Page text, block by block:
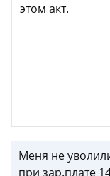
этом акт.
Меня не
при зар.плате